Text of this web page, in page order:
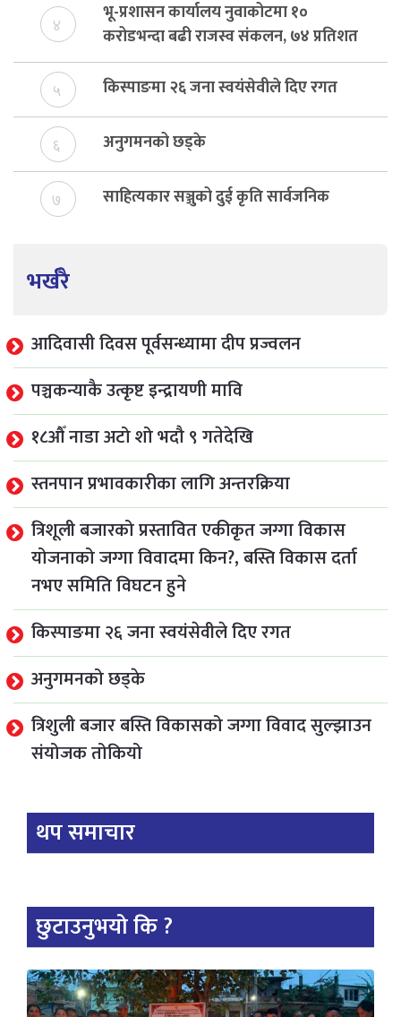
४
भू-प्रशासन कार्यालय नुवाकोटमा १०
करोडभन्दा बढी राजस्व संकलन, ७४ प्रतिशत
बेरुजु फर्छयौट
५ किस्पाङमा २६ जना स्वयंसेवीले दिए रगत
६ अनुगमनको छड्के
७ साहित्यकार सञ्जुको दुई कृति सार्वजनिक
भर्खरै
आदिवासी दिवस पूर्वसन्ध्यामा दीप प्रज्वलन
पञ्चकन्याकै उत्कृष्ट इन्द्रायणी मावि
१८औँ नाडा अटो शो भदौ ९ गतेदेखि
स्तनपान प्रभावकारीका लागि अन्तरक्रिया
त्रिशूली बजारको प्रस्तावित एकीकृत जग्गा विकास
योजनाको जग्गा विवादमा किन?, बस्ति विकास दर्ता
नभए समिति विघटन हुने
किस्पाङमा २६ जना स्वयंसेवीले दिए रगत
अनुगमनको छड्के
त्रिशुली बजार बस्ति विकासको जग्गा विवाद सुल्झाउन
संयोजक तोकियो
थप समाचार
छुटाउनुभयो कि ?